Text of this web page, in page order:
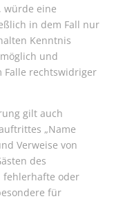
würde eine
in dem Fall nur
Kenntnis
und
rechtswidriger
gilt auch
„Name
Verweise von
des
fehlerhafte oder
für